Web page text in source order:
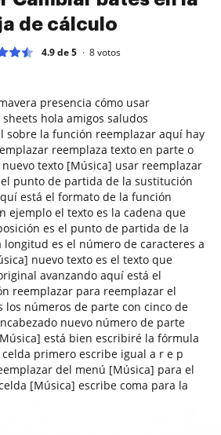
de cálculo
4.9 de 5 8votos
presencia cómo usar
hola amigos saludos
sobre la función reemplazar aquí hay
reemplaza texto en parte o
texto [Música] usar reemplazar
punto de partida de la sustitución
está el formato de la función
ejemplo el texto es la cadena que
es el punto de partida de la
es el número de caracteres a
nuevo texto es el texto que
avanzando aquí está el
reemplazar para reemplazar el
números de parte con cinco de
nuevo número de parte
está bien escribiré la fórmula
primero escribe igual a r e p
del menú [Música] para el
[Música] escribe coma para la